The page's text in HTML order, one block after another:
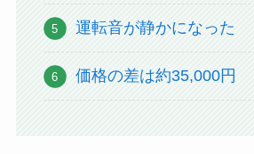
運転音が静かになった
価格の差は約35,000円